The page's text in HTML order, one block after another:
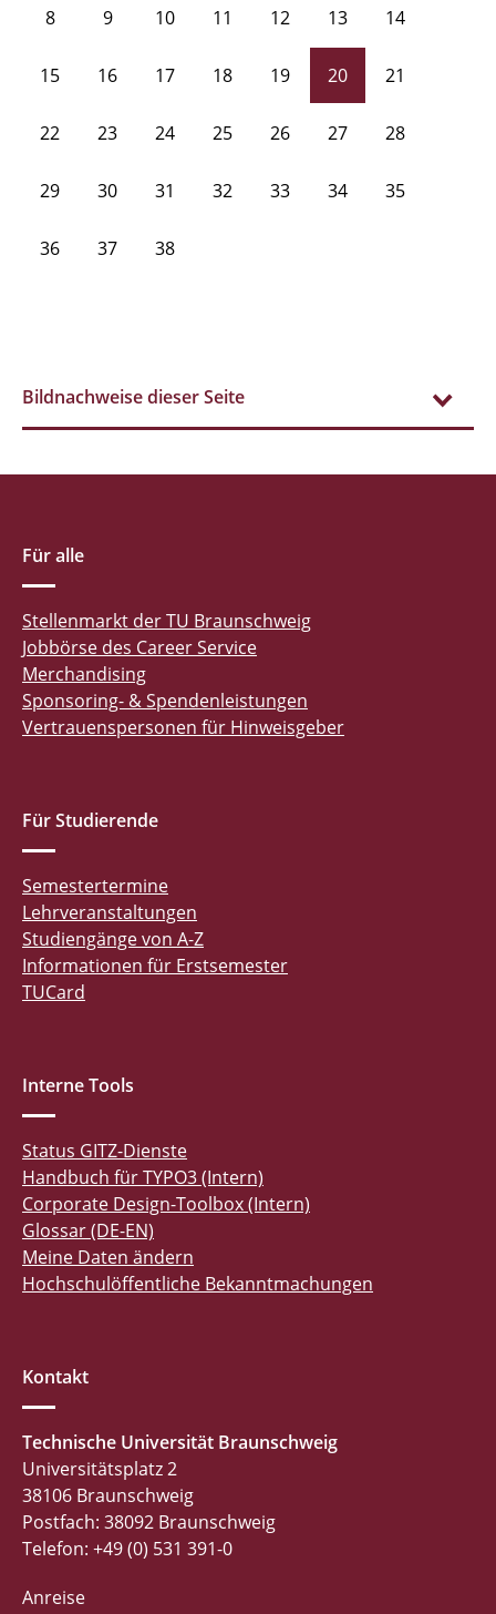
8 9 10 11 12 13 14
15 16 17 18 19 20 21
22 23 24 25 26 27 28
29 30 31 32 33 34 35
36 37 38
Bildnachweise dieser Seite
Für alle
Stellenmarkt der TU Braunschweig
Jobbörse des Career Service
Merchandising
Sponsoring- & Spendenleistungen
Vertrauenspersonen für Hinweisgeber
Für Studierende
Semestertermine
Lehrveranstaltungen
Studiengänge von A-Z
Informationen für Erstsemester
TUCard
Interne Tools
Status GITZ-Dienste
Handbuch für TYPO3 (Intern)
Corporate Design-Toolbox (Intern)
Glossar (DE-EN)
Meine Daten ändern
Hochschulöffentliche Bekanntmachungen
Kontakt
Technische Universität Braunschweig
Universitätsplatz 2
38106 Braunschweig
Postfach: 38092 Braunschweig
Telefon: +49 (0) 531 391-0
Anreise